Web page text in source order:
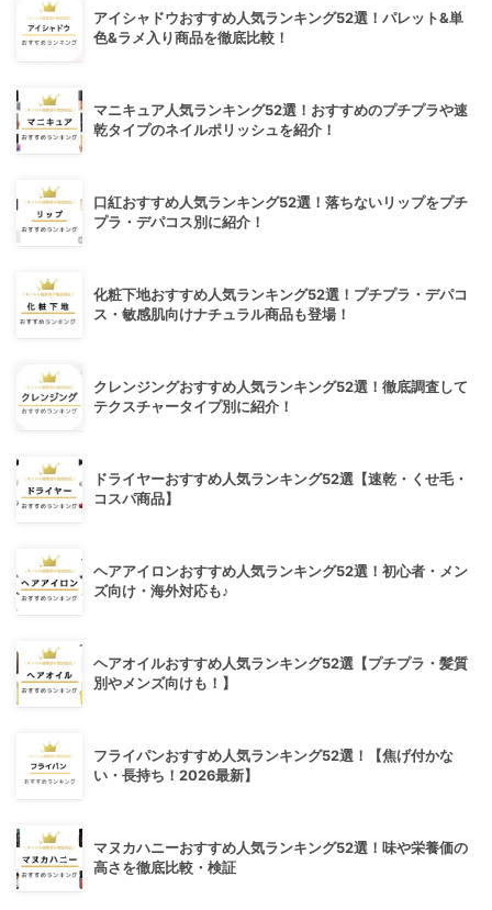
アイシャドウおすすめ人気ランキング52選！パレット&単
色&ラメ入り商品を徹底比較！
マニキュア人気ランキング52選！おすすめのプチプラや速
乾タイプのネイルポリッシュを紹介！
口紅おすすめ人気ランキング52選！落ちないリップをプチ
プラ・デパコス別に紹介！
化粧下地おすすめ人気ランキング52選！プチプラ・デパコ
ス・敏感肌向けナチュラル商品も登場！
クレンジングおすすめ人気ランキング52選！徹底調査して
テクスチャータイプ別に紹介！
ドライヤーおすすめ人気ランキング52選【速乾・くせ毛・
コスパ商品】
ヘアアイロンおすすめ人気ランキング52選！初心者・メン
ズ向け・海外対応も♪
ヘアオイルおすすめ人気ランキング52選【プチプラ・髪質
別やメンズ向けも！】
フライパンおすすめ人気ランキング52選！【焦げ付かな
い・長持ち！2026最新】
マヌカハニーおすすめ人気ランキング52選！味や栄養価の
高さを徹底比較・検証